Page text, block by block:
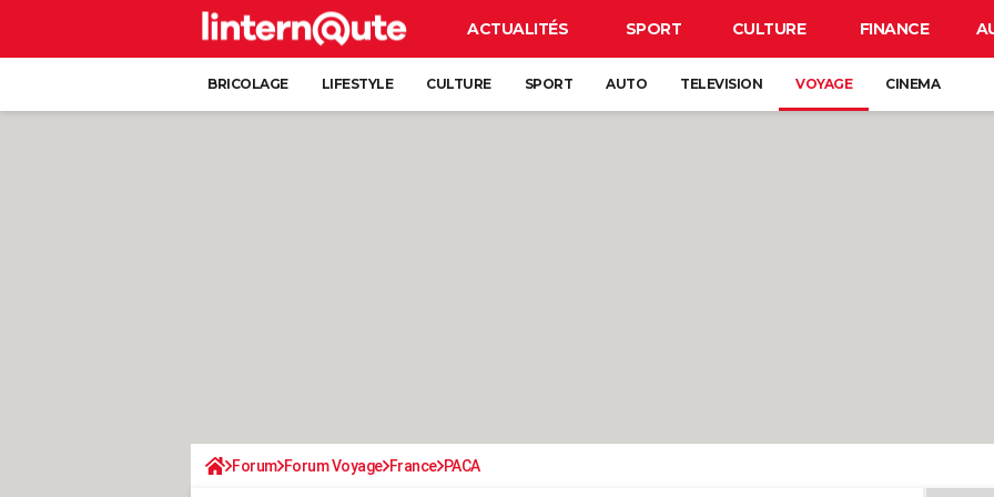
ACTUALITÉS SPORT CULTURE FINANCE
BRICOLAGE LIFESTYLE CULTURE SPORT AUTO TELEVISION VOYAGE CINEMA
Forum Forum Voyage France PACA